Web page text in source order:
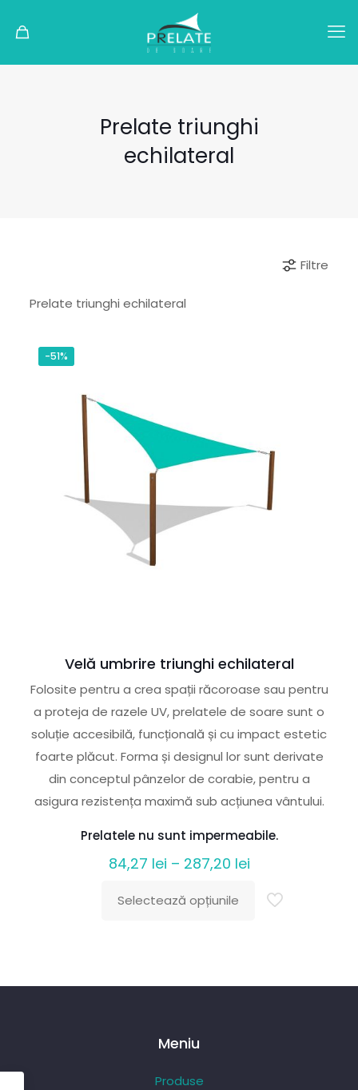
Prelate triunghi
echilateral
Filtre
Prelate triunghi echilateral
-51%
Velă umbrire triunghi echilateral
Folosite pentru a crea spații răcoroase sau pentru
a proteja de razele UV, prelatele de soare sunt o
soluție accesibilă, funcțională și cu impact estetic
foarte plăcut. Forma și designul lor sunt derivate
din conceptul pânzelor de corabie, pentru a
asigura rezistența maximă sub acțiunea vântului.
Prelatele nu sunt impermeabile.
84,27 lei – 287,20 leiInterval
prețuri:
Selectează opțiunile
Acest
Meniu
Produse